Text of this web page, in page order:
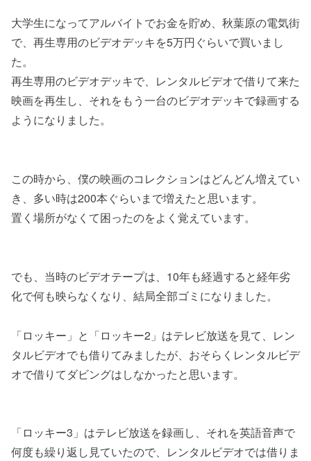
大学生になってアルバイトでお金を貯め、秋葉原の電気街
で、再生専用のビデオデッキを5万円ぐらいで買いまし
た。
再生専用のビデオデッキで、レンタルビデオで借りて来た
映画を再生し、それをもう一台のビデオデッキで録画する
ようになりました。
この時から、僕の映画のコレクションはどんどん増えてい
き、多い時は200本ぐらいまで増えたと思います。
置く場所がなくて困ったのをよく覚えています。
でも、当時のビデオテープは、10年も経過すると経年劣
化で何も映らなくなり、結局全部ゴミになりました。
「ロッキー」と「ロッキー2」はテレビ放送を見て、レン
タルビデオでも借りてみましたが、おそらくレンタルビデ
オで借りてダビングはしなかったと思います。
「ロッキー3」はテレビ放送を録画し、それを英語音声で
何度も繰り返し見ていたので、レンタルビデオでは借りま